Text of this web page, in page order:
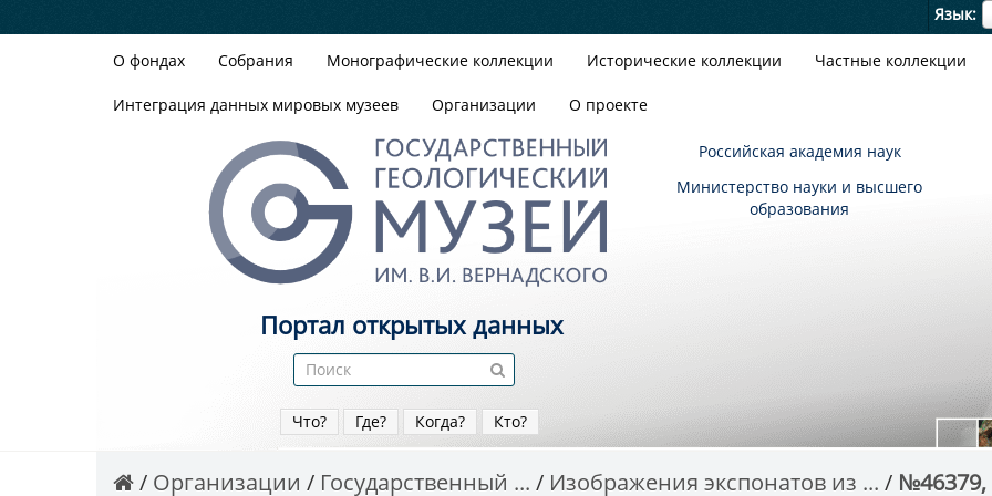
Язык
О фондах Собрания Монографические коллекции Исторические коллекции Частные коллекции
Интеграция данных мировых музеев Организации О проекте
Российская академия наук
Министерство науки и высшего
образования
Портал открытых данных
Что? Где? Когда? Кто?
Организации Государственный ... Изображения экспонатов из ...